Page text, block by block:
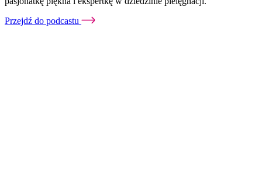
Przejdź do podcastu